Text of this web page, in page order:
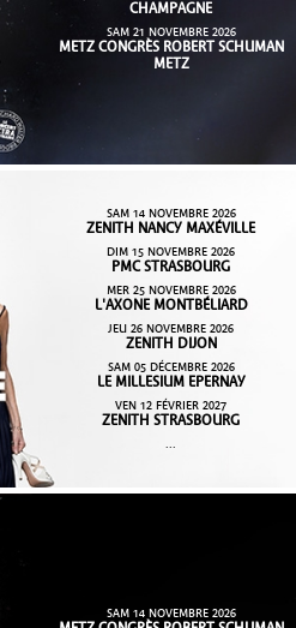
CHAMPAGNE
SAM 21 NOVEMBRE 2026
METZ CONGRÈS ROBERT SCHUMAN
METZ
SAM 14 NOVEMBRE 2026
ZENITH NANCY MAXÉVILLE
DIM 15 NOVEMBRE 2026
PMC STRASBOURG
MER 25 NOVEMBRE 2026
L'AXONE MONTBÉLIARD
JEU 26 NOVEMBRE 2026
ZENITH DIJON
SAM 05 DÉCEMBRE 2026
LE MILLESIUM EPERNAY
VEN 12 FÉVRIER 2027
ZENITH STRASBOURG
...
SAM 14 NOVEMBRE 2026